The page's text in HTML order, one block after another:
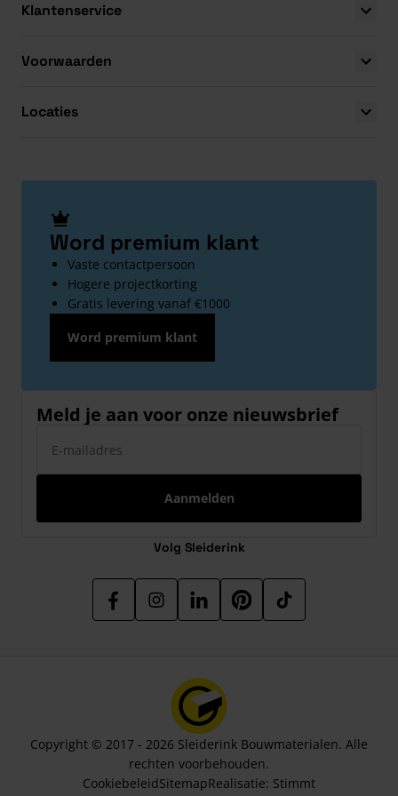
Klantenservice
Voorwaarden
Locaties
Word premium klant
Vaste contactpersoon
Hogere projectkorting
Gratis levering vanaf €1000
Word premium klant
Meld je aan voor onze nieuwsbrief
Aanmelden
Volg Sleiderink
Copyright © 2017 - 2026 Sleiderink Bouwmaterialen. Alle
rechten voorbehouden.
CookiebeleidSitemapRealisatie: Stimmt